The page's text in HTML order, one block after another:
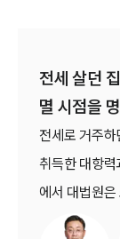
전세 살던
멸 시점을
전세로 거주
취득한 대항력
에서 대법원
다고 판단했